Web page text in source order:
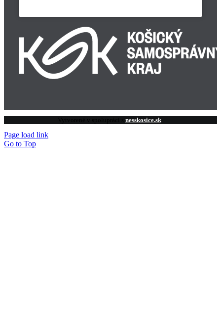
nesskosice.sk
Page load link
Go to Top